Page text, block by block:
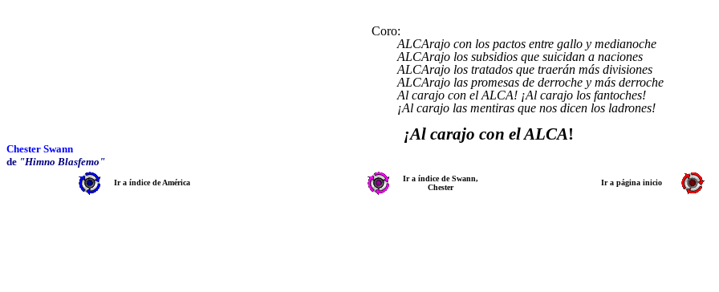
Coro:
ALCArajo con los pactos entre gallo y medianoche
ALCArajo los subsidios que suicidan a naciones
ALCArajo los tratados que traerán más divisiones
ALCArajo las promesas de derroche y más derroche
Al carajo con el ALCA! ¡Al carajo los fantoches!
¡Al carajo las mentiras que nos dicen los ladrones!
¡Al carajo con el ALCA!
Chester Swann
de "Himno Blasfemo"
Ir a índice de América
Ir a índice de Swann,
Chester
Ir a página inicio